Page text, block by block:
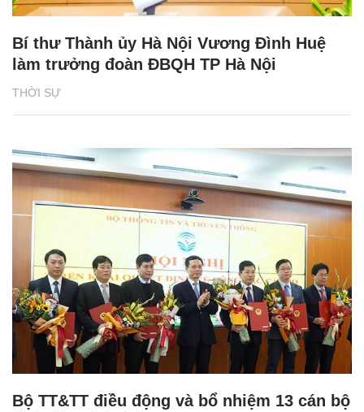
THỜI SỰ
Bí thư Thành ủy Hà Nội Vương Đình Huệ
làm trưởng đoàn ĐBQH TP Hà Nội
Bộ TT&TT điều động và bổ nhiệm 13 cán bộ